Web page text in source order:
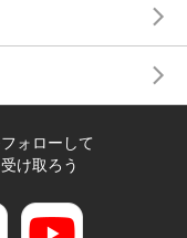
ォローして
け取ろう